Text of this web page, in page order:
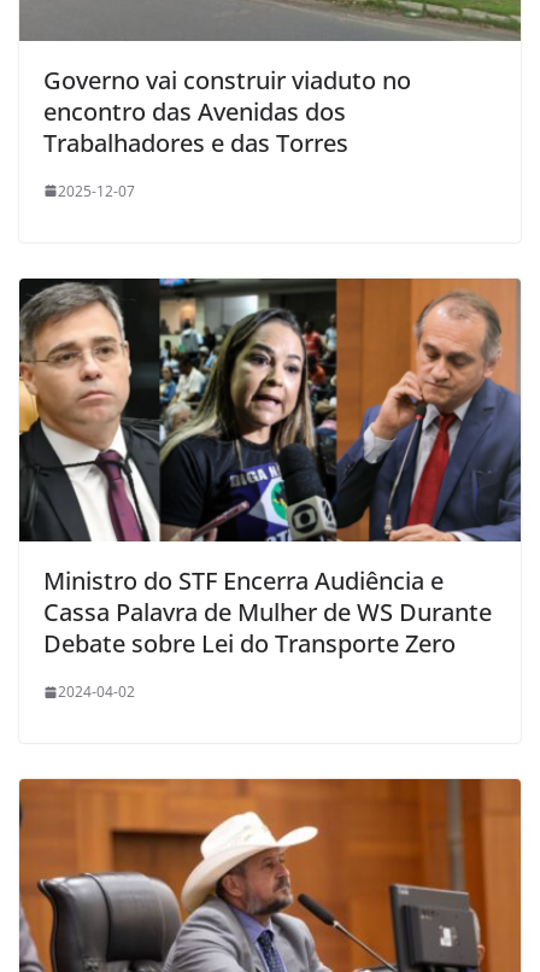
Governo vai construir viaduto no
encontro das Avenidas dos
Trabalhadores e das Torres
2025-12-07
Ministro do STF Encerra Audiência e
Cassa Palavra de Mulher de WS Durante
Debate sobre Lei do Transporte Zero
2024-04-02